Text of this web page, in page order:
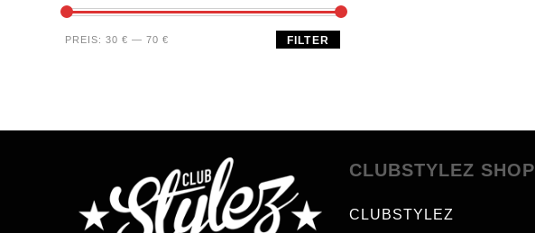
FILTER
PREIS: 30 € — 70 €
CLUBSTYLEZ SHOP
CLUBSTYLEZ